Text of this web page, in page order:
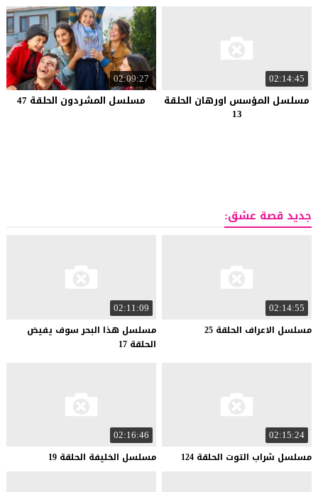
02:14:45
مسلسل المؤسس اورهان الحلقة
13
02:09:27
مسلسل المشردون الحلقة 47
جديد قصة عشق:
02:14:55
مسلسل الاعراف الحلقة 25
02:11:09
مسلسل هذا البحر سوف يفيض
الحلقة 17
02:15:24
مسلسل شراب التوت الحلقة 124
02:16:46
مسلسل الخليفة الحلقة 19